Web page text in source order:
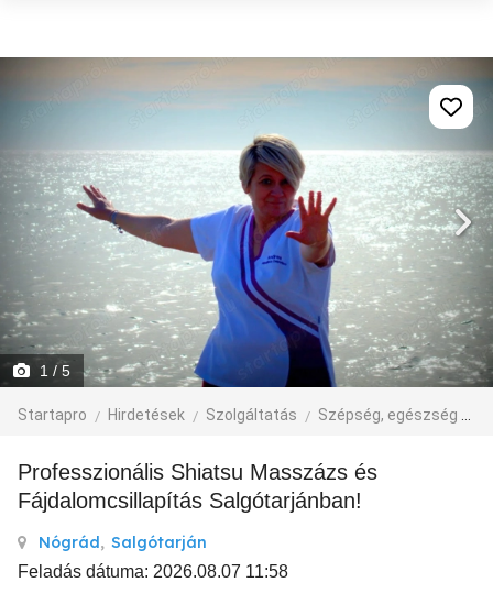
1 / 5
Startapro Hirdetések Szolgáltatás Szépség, egészség
Professzionális Shiatsu Masszázs és
Fájdalomcsillapítás Salgótarjánban!
Nógrád, Salgótarján
Feladás dátuma: 2026.08.07 11:58